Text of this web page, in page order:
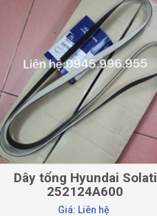
CHI TIẾT
Dây tổng Hyundai Solati
252124A600
Giá: Liên hệ